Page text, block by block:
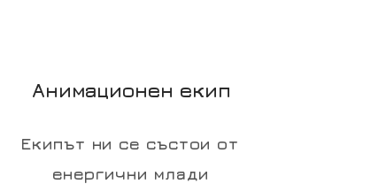
Анимационен екип
Екипът ни се състои от
енергични млади